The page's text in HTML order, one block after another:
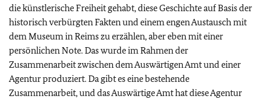
die künstlerische Freiheit gehabt, diese Geschichte auf Basis der
historisch verbürgten Fakten und einem engen Austausch mit
dem Museum in Reims zu erzählen, aber eben mit einer
persönlichen Note. Das wurde im Rahmen der
Zusammenarbeit zwischen dem Auswärtigen Amt und einer
Agentur produziert. Da gibt es eine bestehende
Zusammenarbeit, und das Auswärtige Amt hat diese Agentur